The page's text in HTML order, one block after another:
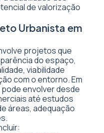
de valorização
Urbanista em
projetos que
do espaço,
viabilidade
com o entorno. Em
envolver desde
até estudos
áreas, adequação